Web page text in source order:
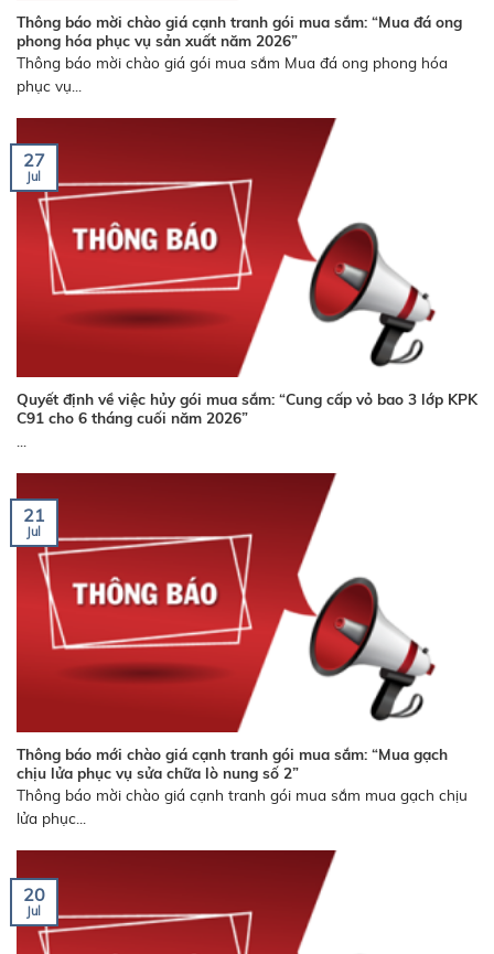
Thông báo mời chào giá cạnh tranh gói mua sắm: “Mua đá ong
phong hóa phục vụ sản xuất năm 2026”
Thông báo mời chào giá gói mua sắm Mua đá ong phong hóa
phục vụ...
Quyết định về việc hủy gói mua sắm: “Cung cấp vỏ bao 3 lớp KPK
C91 cho 6 tháng cuối năm 2026”
27
Jul
Thông báo mới chào giá cạnh tranh gói mua sắm: “Mua gạch
chịu lửa phục vụ sửa chữa lò nung số 2”
Thông báo mời chào giá cạnh tranh gói mua sắm mua gạch chịu
lửa phục...
21
Jul
20
Jul